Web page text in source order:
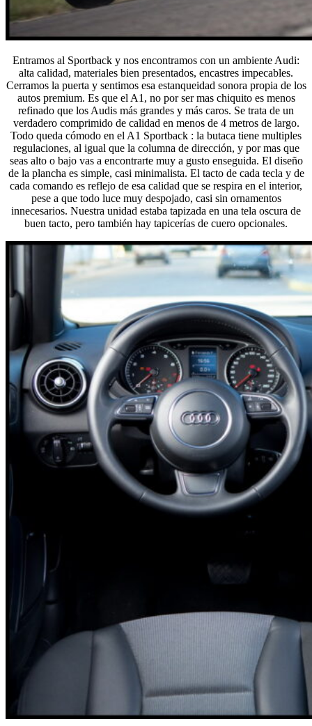
Entramos al Sportback y nos encontramos con un ambiente Audi:
alta calidad, materiales bien presentados, encastres impecables.
Cerramos la puerta y sentimos esa estanqueidad sonora propia de los
autos premium. Es que el A1, no por ser mas chiquito es menos
refinado que los Audis más grandes y más caros. Se trata de un
verdadero comprimido de calidad en menos de 4 metros de largo.
Todo queda cómodo en el A1 Sportback : la butaca tiene multiples
regulaciones, al igual que la columna de dirección, y por mas que
seas alto o bajo vas a encontrarte muy a gusto enseguida. El diseño
de la plancha es simple, casi minimalista. El tacto de cada tecla y de
cada comando es reflejo de esa calidad que se respira en el interior,
pese a que todo luce muy despojado, casi sin ornamentos
innecesarios. Nuestra unidad estaba tapizada en una tela oscura de
buen tacto, pero también hay tapicerías de cuero opcionales.